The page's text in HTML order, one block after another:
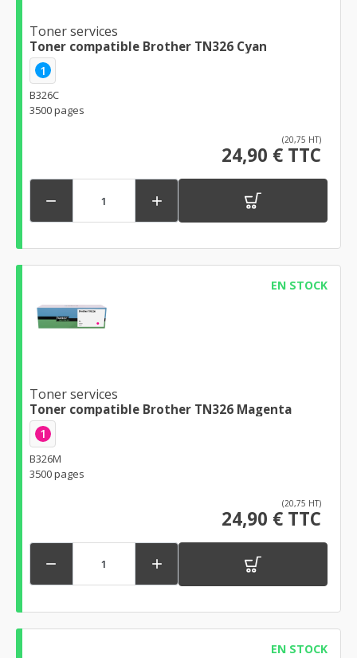
Toner services
Toner compatible Brother TN326 Cyan
1
B326C
3500 pages
(20,75 HT)
24,90 € TTC
 
EN STOCK
Toner services
Toner compatible Brother TN326 Magenta
1
B326M
3500 pages
(20,75 HT)
24,90 € TTC
 
EN STOCK